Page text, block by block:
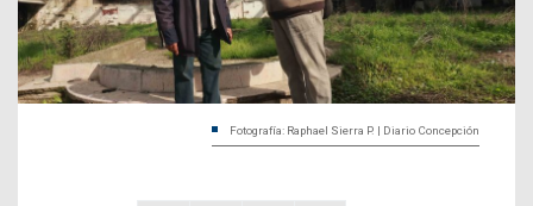
Fotografía: Raphael Sierra P. | Diario Concepción